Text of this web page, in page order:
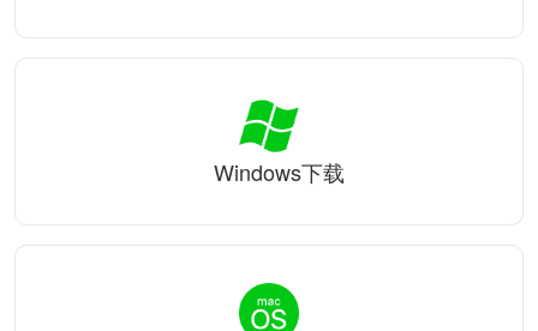
Windows下载